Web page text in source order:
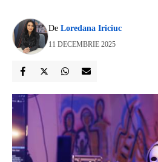
De Loredana Iriciuc
11 DECEMBRIE 2025